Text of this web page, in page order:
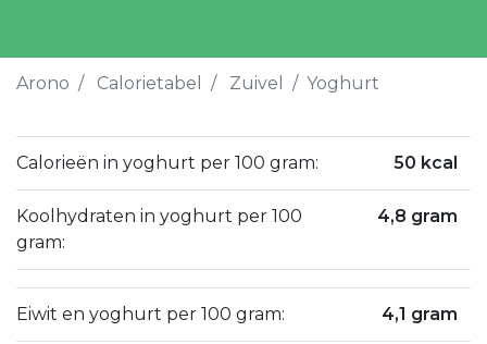
Arono Calorietabel Zuivel Yoghurt
Calorieën in yoghurt per 100 gram: 50 kcal
Koolhydraten in yoghurt per 100
gram:
4,8 gram
Eiwit en yoghurt per 100 gram: 4,1 gram